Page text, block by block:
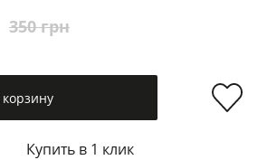
350 грн
Купить в 1 клик